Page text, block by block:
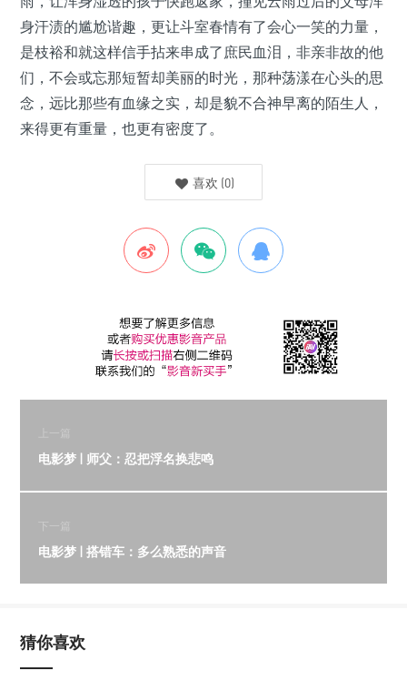
身汗渍的尴尬谐趣，更让斗室春情有了会心一笑的力量，
是枝裕和就这样信手拈来串成了庶民血泪，非亲非故的他
们，不会或忘那短暂却美丽的时光，那种荡漾在心头的思
念，远比那些有血缘之实，却是貌不合神早离的陌生人，
来得更有重量，也更有密度了。
喜欢 (0)
上一篇
电影梦 | 师父：忍把浮名换悲鸣
下一篇
电影梦 | 搭错车：多么熟悉的声音
猜你喜欢